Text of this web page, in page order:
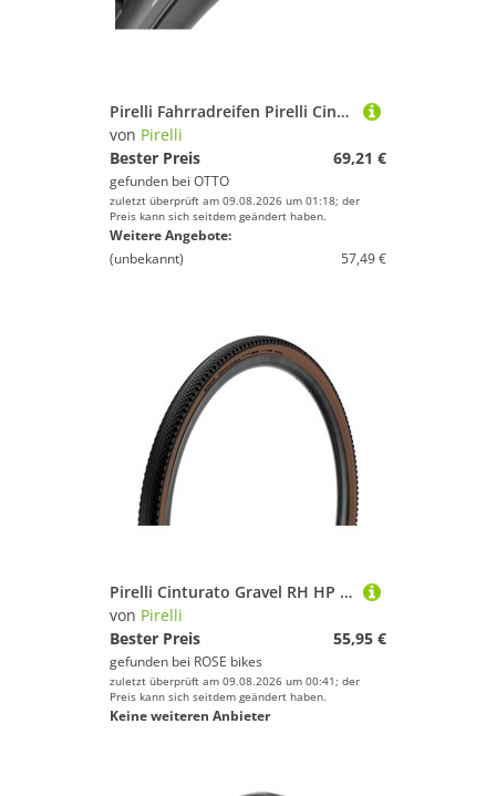
Pirelli Fahrradreifen Pirelli Cinturato GRAVEL H TLR 700x35C Faltreifen - Tubeless-Ready Har
von Pirelli
Bester Preis
69,21 €
gefunden bei OTTO
zuletzt überprüft am 09.08.2026 um 01:18; der
Preis kann sich seitdem geändert haben.
Weitere Angebote:
(unbekannt)
57,49 €
Pirelli Cinturato Gravel RH HP Gravel-Faltreifen
von Pirelli
Bester Preis
55,95 €
gefunden bei ROSE bikes
zuletzt überprüft am 09.08.2026 um 00:41; der
Preis kann sich seitdem geändert haben.
Keine weiteren Anbieter